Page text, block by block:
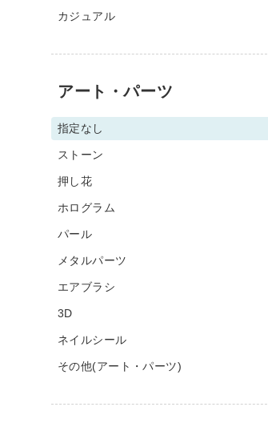
カジュアル
アート・パーツ
指定なし
ストーン
押し花
ホログラム
パール
メタルパーツ
エアブラシ
3D
ネイルシール
その他(アート・パーツ)